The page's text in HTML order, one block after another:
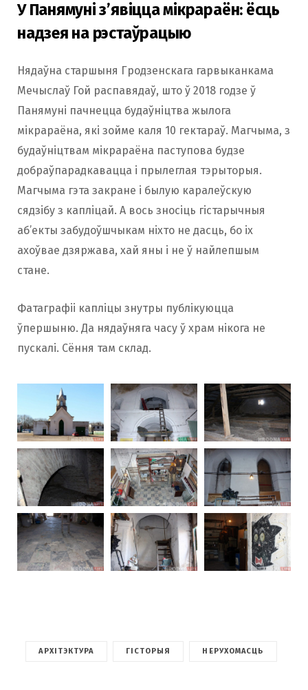
У Панямуні з’явіцца мікрараён: ёсць
надзея на рэстаўрацыю
Нядаўна старшыня Гродзенскага гарвыканкама
Мечыслаў Гой распавядаў, што ў 2018 годзе ў
Панямуні пачнецца будаўніцтва жылога
мікрараёна, які зойме каля 10 гектараў. Магчыма, з
будаўніцтвам мікрараёна паступова будзе
добраўпарадкавацца і прылеглая тэрыторыя.
Магчыма гэта закране і былую каралеўскую
сядзібу з капліцай. А вось зносіць гістарычныя
аб’екты забудоўшчыкам ніхто не дасць, бо іх
ахоўвае дзяржава, хай яны і не ў найлепшым
стане.
Фатаграфіі капліцы знутры публікуюцца
ўпершыню. Да нядаўняга часу ў храм нікога не
пускалі. Сёння там склад.
АРХІТЭКТУРА ГІСТОРЫЯ НЕРУХОМАСЦЬ